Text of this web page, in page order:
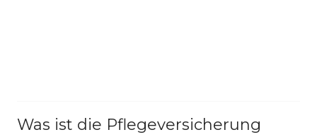
Was ist die Pflegeversicherung